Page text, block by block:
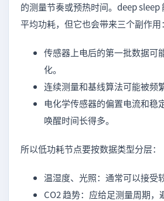
的测量节奏或预热时间。deep sleep
平均功耗，但它也会带来三个副作用：
传感器上电后的第一批数据可
化。
连续测量和基线算法可能被频
电化学传感器的偏置电流和稳
唤醒时间长得多。
所以低功耗节点要按数据类型分层：
温湿度、光照：通常可以接受
CO2 趋势：应给足测量周期